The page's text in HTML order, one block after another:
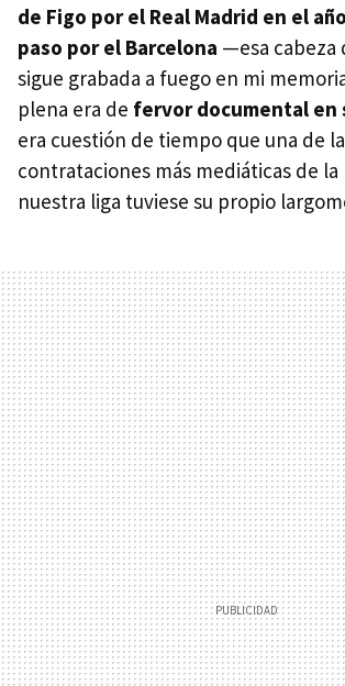
de Figo por el Real Madrid en el
paso por el Barcelona —esa cabeza
sigue grabada a fuego en mi
plena era de fervor documental en
era cuestión de tiempo que una de
contrataciones más mediáticas de la
nuestra liga tuviese su propio